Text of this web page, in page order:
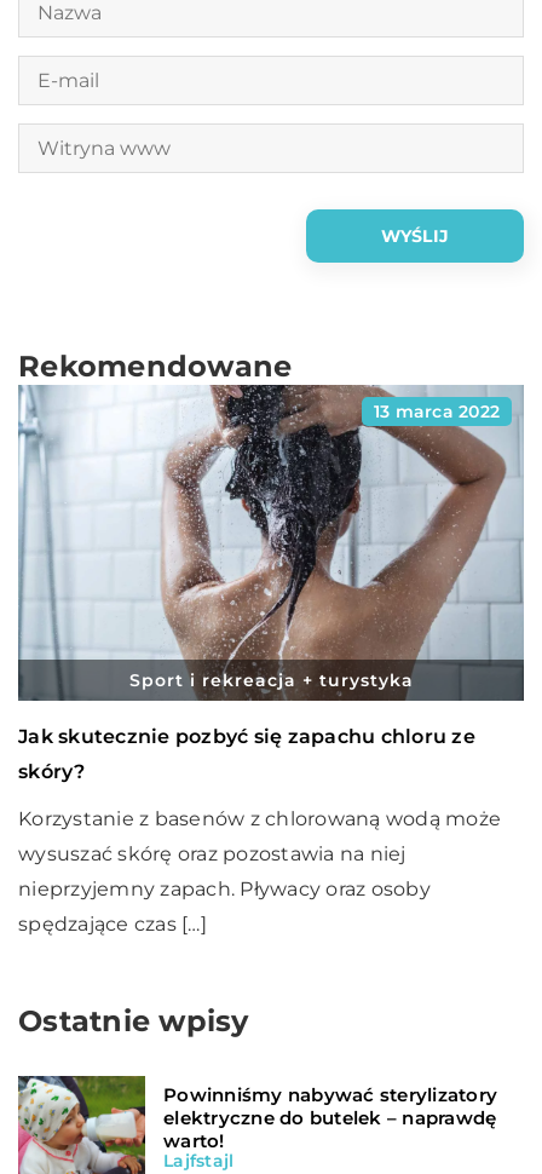
Rekomendowane
13 marca 2022
Sport i rekreacja + turystyka
Jak skutecznie pozbyć się zapachu chloru ze
skóry?
Korzystanie z basenów z chlorowaną wodą może
wysuszać skórę oraz pozostawia na niej
nieprzyjemny zapach. Pływacy oraz osoby
spędzające czas […]
Ostatnie wpisy
Powinniśmy nabywać sterylizatory
elektryczne do butelek – naprawdę
warto!
Lajfstajl